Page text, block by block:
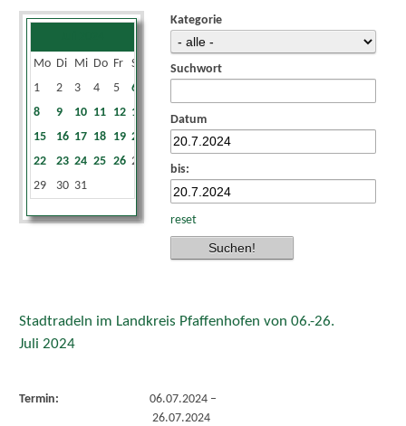
Mo Di Mi Do Fr Sa
1
2 3 4 5 6
8
9 10 11 12 13
15
16 17 18 19 20
22
23 24 25 26 27
29
30 31
Kategorie
Suchwort
Datum
bis:
reset
Stadtradeln im Landkreis Pfaffenhofen von 06.-26.
Juli 2024
Termin: 06.07.2024–
26.07.2024